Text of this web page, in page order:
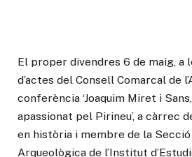
El proper divendres 6 de maig, a
d’actes del Consell Comarcal de
conferència ‘Joaquim Miret i
apassionat pel Pirineu’, a càrrec
en història i membre de la
Arqueològica de l’Institut